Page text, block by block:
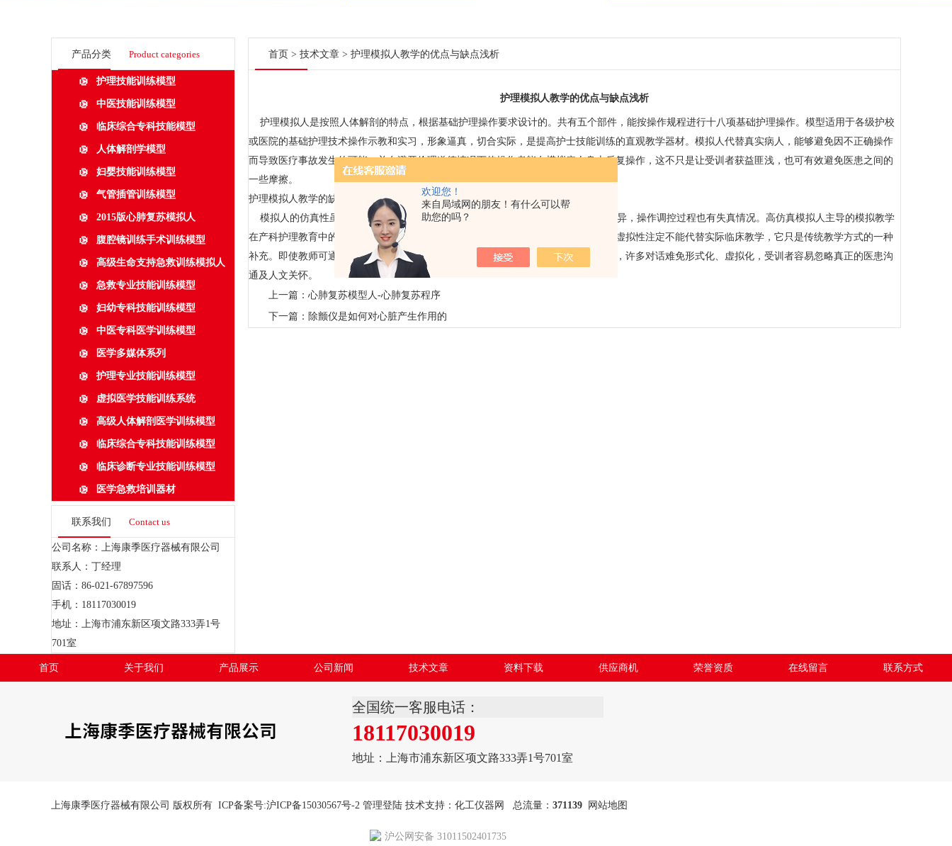
欢迎您！
来自局域网的朋友！有什么可以帮
助您的吗？
产品分类 Product categories
护理技能训练模型
中医技能训练模型
临床综合专科技能模型
人体解剖学模型
妇婴技能训练模型
气管插管训练模型
2015版心肺复苏模拟人
腹腔镜训练手术训练模型
高级生命支持急救训练模拟人
急救专业技能训练模型
妇幼专科技能训练模型
中医专科医学训练模型
医学多媒体系列
护理专业技能训练模型
虚拟医学技能训练系统
高级人体解剖医学训练模型
临床综合专科技能训练模型
临床诊断专业技能训练模型
医学急救培训器材
联系我们 Contact us
公司名称：上海康季医疗器械有限公司
联系人：丁经理
固话：86-021-67897596
手机：18117030019
地址：上海市浦东新区项文路333弄1号
701室
首页 > 技术文章 > 护理模拟人教学的优点与缺点浅析
护理模拟人教学的优点与缺点浅析
护理模拟人是按照人体解剖的特点，根据基础护理操作要求设计的。共有五个部件，能按操作规程进行十八项基础护理操作。模型适用于各级护校
或医院的基础护理技术操作示教和实习，形象逼真，切合实际，是提高护士技能训练的直观教学器材。模拟人代替真实病人，能够避免因不正确操作
而导致医疗事故发生的可能，并在避开伦理道德情况下使操作者能在模拟病人身上反复操作，这不只是让受训者获益匪浅，也可有效避免医患之间的
一些摩擦。
护理模拟人教学的缺点：
模拟人的仿真性虽不断提高，但其触诊、听诊等操作的感觉与真实病人仍有一定差异，操作调控过程也有失真情况。高仿真模拟人主导的模拟教学
在产科护理教育中的应用越来越广，发挥的作用及影响也越来越大。尽管这样，它的虚拟性注定不能代替实际临床教学，它只是传统教学方式的一种
补充。即使教师可通过设备进行人机对话模拟现实情境，但毕竟不是真实的医患情境，许多对话难免形式化、虚拟化，受训者容易忽略真正的医患沟
通及人文关怀。
上一篇： 心肺复苏模型人-心肺复苏程序
下一篇： 除颤仪是如何对心脏产生作用的
首页 关于我们 产品展示 公司新闻 技术文章 资料下载 供应商机 荣誉资质 在线留言 联系方式
全国统一客服电话：
18117030019
地址：上海市浦东新区项文路333弄1号701室
上海康季医疗器械有限公司 版权所有 ICP备案号:沪ICP备15030567号-2 管理登陆 技术支持： 化工仪器网 总流量： 371139 网站地图
沪公网安备 31011502401735